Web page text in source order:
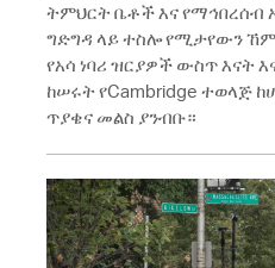
ትምህርት ቤቶች እና የማኅበረሰብ
ግድግዳ ላይ ተስሎ የሚታየውን
የአሳ ነባሪ ዝርያዎች ውስጥ እናት
ከሠሩት የCambridge ተወላጅ
ጥያቄና መልስ ያንብቡ።